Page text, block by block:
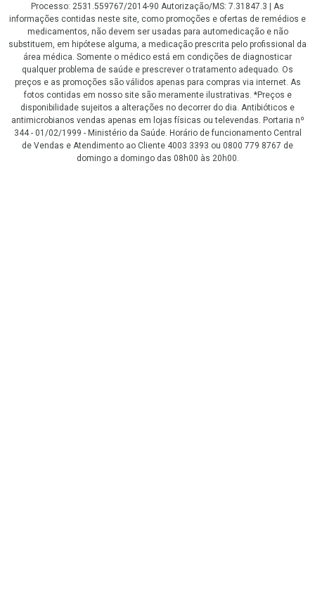
Processo: 2531.559767/2014-90 Autorização/MS: 7.31847.3 | As
informações contidas neste site, como promoções e ofertas de remédios e
medicamentos, não devem ser usadas para automedicação e não
substituem, em hipótese alguma, a medicação prescrita pelo profissional da
área médica. Somente o médico está em condições de diagnosticar
qualquer problema de saúde e prescrever o tratamento adequado. Os
preços e as promoções são válidos apenas para compras via internet. As
fotos contidas em nosso site são meramente ilustrativas. *Preços e
disponibilidade sujeitos a alterações no decorrer do dia. Antibióticos e
antimicrobianos vendas apenas em lojas físicas ou televendas. Portaria nº
344 - 01/02/1999 - Ministério da Saúde. Horário de funcionamento Central
de Vendas e Atendimento ao Cliente 4003 3393 ou 0800 779 8767 de
domingo a domingo das 08h00 às 20h00.